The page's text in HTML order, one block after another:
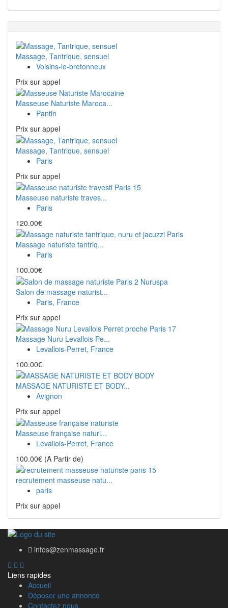
Massage, Tantrique, sensuel
Voisins-le-bretonneux
Prix ​​sur appel
Masseuse Naturiste Maroca...
Pantin
Prix ​​sur appel
Massage, Tantrique, sensuel
Paris
Prix ​​sur appel
Masseuse naturiste traves...
Paris
120.00€
Massage naturiste tantriq...
Paris
100.00€
Salon de massage naturist...
Paris, France
Prix ​​sur appel
Massage Nuru Levallois Pe...
Levallois-Perret, France
100.00€
MASSAGE NATURISTE ET BODY...
Avignon
Prix ​​sur appel
Masseuse française naturi...
Levallois-Perret, France
100.00€ (A Partir de)
recrutement masseuse natu...
paris
Prix ​​sur appel
infos@zenmassage.fr
Liens rapides
Accueil
Déposer une annonce
Contactez nous